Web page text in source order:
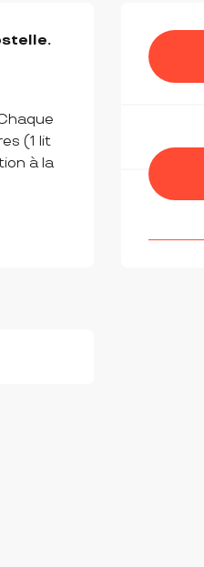
(1 lit
à la